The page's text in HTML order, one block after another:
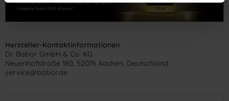
Hersteller-Kontaktinformationen
Dr. Babor GmbH & Co. KG
Neuenhofstraße 180, 52078 Aachen, Deutschland
service@babor.de